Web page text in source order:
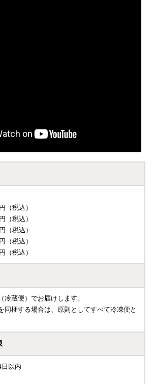
（税込）
（税込）
（税込）
（税込）
（税込）
冷蔵便）でお届けします。
同梱する場合は、原則としてすべて冷凍便と
以内